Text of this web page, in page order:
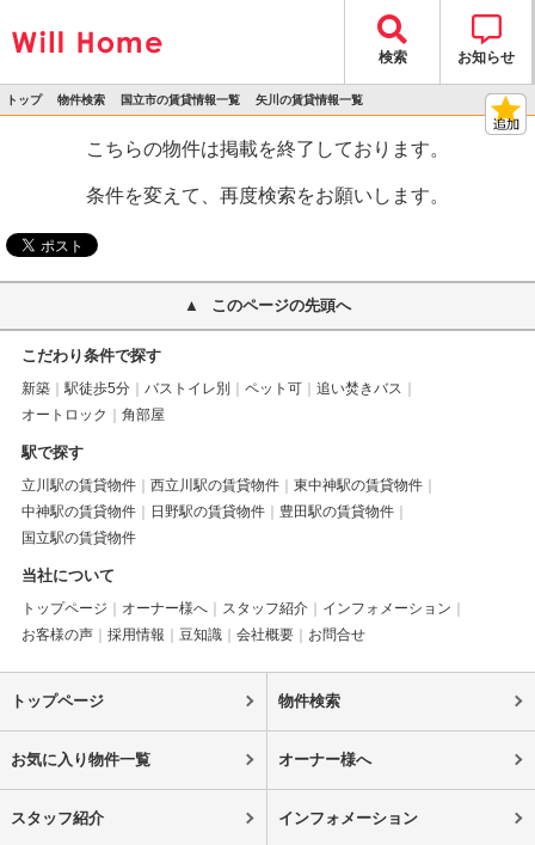
検索 お知らせ
トップ 物件検索 国立市の賃貸情報一覧 矢川の賃貸情報一覧
こちらの物件は掲載を終了しております。
条件を変えて、再度検索をお願いします。
このページの先頭へ
こだわり条件で探す
新築 駅徒歩5分 バストイレ別 ペット可
追い焚きバス
オートロック
角部屋
駅で探す
立川駅の賃貸物件 西立川駅の賃貸物件
東中神駅の賃貸物件
中神駅の賃貸物件
日野駅の賃貸物件
豊田駅の賃貸物件
国立駅の賃貸物件
当社について
トップページ オーナー様へ スタッフ紹介
インフォメーション
お客様の声
採用情報 豆知識 会社概要 お問合せ
トップページ 物件検索
お気に入り物件一覧 オーナー様へ
スタッフ紹介 インフォメーション